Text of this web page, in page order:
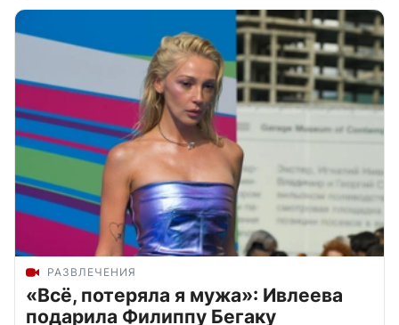
РАЗВЛЕЧЕНИЯ
«Всё, потеряла я мужа»: Ивлеева
подарила Филиппу Бегаку